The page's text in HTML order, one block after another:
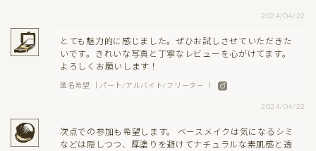
2024/04/22
とても魅力的に感じました。ぜひお試しさせていただきた
いです。きれいな写真と丁寧なレビューを心がけてます。
よろしくお願いします！
匿名希望 ｜パート/アルバイト/フリーター ｜
2024/04/22
次点での参加も希望します。 ベースメイクは気になるシミ
などは隠しつつ、厚塗りを避けてナチュラルな素肌感と透